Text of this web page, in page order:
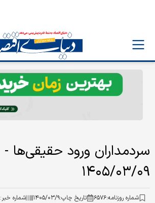
سردمداران ورود حقیقی‌ها -
۱۴۰۵/۰۳/۰۹
شماره روزنامه:۶۵۷۶ تاریخ چاپ:۱۴۰۵/۰۳/۹ شماره خبر: